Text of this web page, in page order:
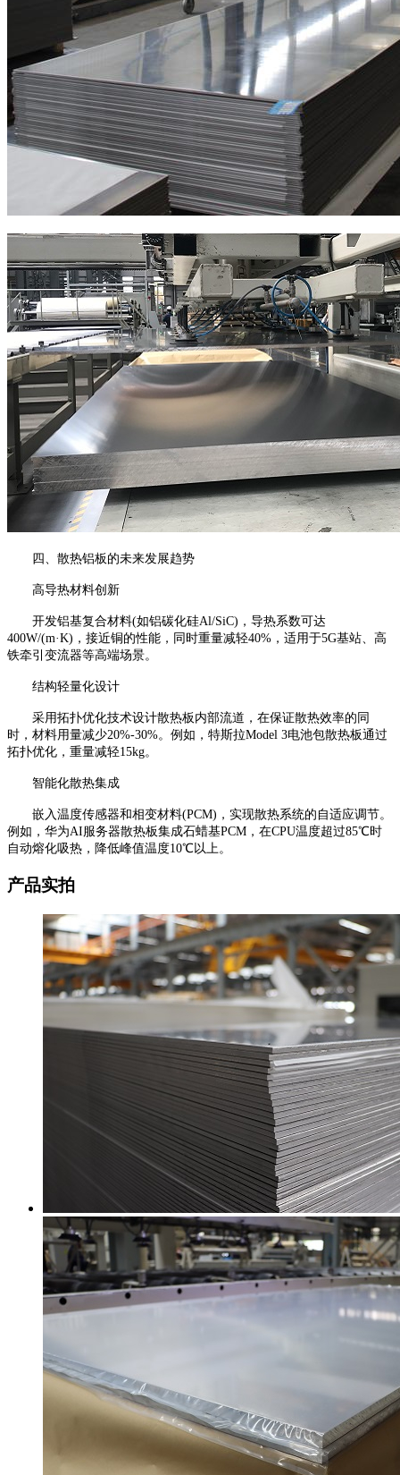
四、散热铝板的未来发展趋势
高导热材料创新
开发铝基复合材料(如铝碳化硅Al/SiC)，导热系数可达
400W/(m·K)，接近铜的性能，同时重量减轻40%，适用于5G基站、高
铁牵引变流器等高端场景。
结构轻量化设计
采用拓扑优化技术设计散热板内部流道，在保证散热效率的同
时，材料用量减少20%-30%。例如，特斯拉Model 3电池包散热板通过
拓扑优化，重量减轻15kg。
智能化散热集成
嵌入温度传感器和相变材料(PCM)，实现散热系统的自适应调节。
例如，华为AI服务器散热板集成石蜡基PCM，在CPU温度超过85℃时
自动熔化吸热，降低峰值温度10℃以上。
产品实拍